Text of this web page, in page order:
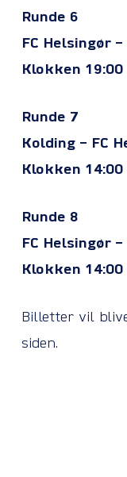
Runde 6
FC Helsingør
Klokken 19:00
Runde 7
Kolding – FC
Klokken 14:00
Runde 8
FC Helsingør
Klokken 14:00
Billetter vil
siden.